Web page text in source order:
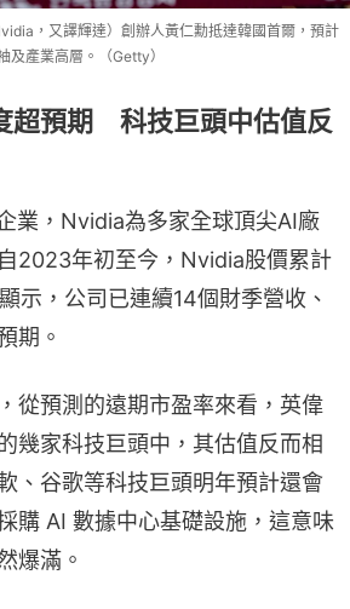
，又譯輝達）創辦人黃仁勳抵達韓國首爾，預計
及產業高層。（Getty）
超預期 科技巨頭中估值反
業，Nvidia為多家全球頂尖AI廠
2023年初至今，Nvidia股價累計
示，公司已連續14個財季營收、
期。
從預測的遠期市盈率來看，英偉
幾家科技巨頭中，其估值反而相
、谷歌等科技巨頭明年預計還會
購 AI 數據中心基礎設施，這意味
爆滿。